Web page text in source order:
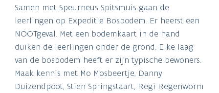
Samen met Speurneus Spitsmuis gaan de
leerlingen op Expeditie Bosbodem. Er heerst een
NOOTgeval. Met een bodemkaart in de hand
duiken de leerlingen onder de grond. Elke laag
van de bosbodem heeft er zijn typische bewoners.
Maak kennis met Mo Mosbeertje, Danny
Duizendpoot, Stien Springstaart, Regi Regenworm